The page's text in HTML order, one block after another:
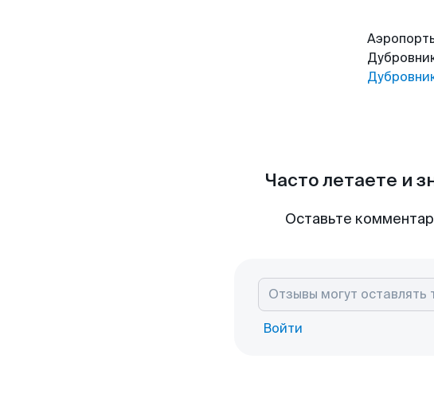
Часто летаете и
Оставьте
Войти